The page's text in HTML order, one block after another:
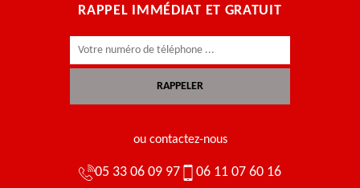
RAPPEL IMMÉDIAT ET GRATUIT
ou contactez-nous
05 33 06 09 97 06 11 07 60 16